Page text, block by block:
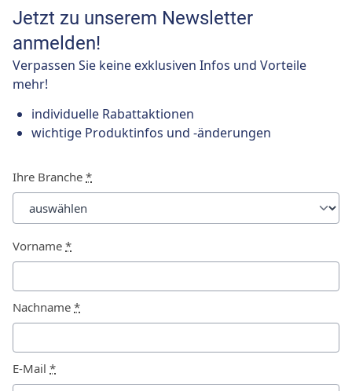
Jetzt zu unserem Newsletter
anmelden!
Verpassen Sie keine exklusiven Infos und Vorteile
mehr!
individuelle Rabattaktionen
wichtige Produktinfos und -änderungen
Ihre Branche *
Vorname *
Nachname *
E-Mail *